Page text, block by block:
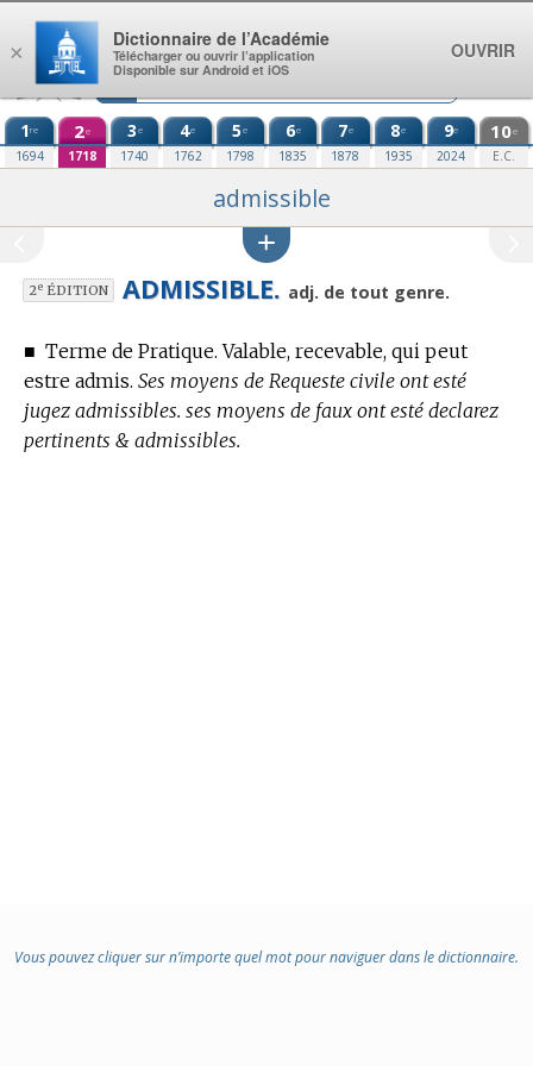
Aller au contenu
1re
1694
2e
1718
3e
1740
4e
1762
5e
1798
6e
1835
7e
1878
8e
1935
9e
2024
10e
E.C.
admissible
2eÉDITION ADMISSIBLE. adj. de tout genre.
■ Terme de Pratique. Valable, recevable, qui peut
estre admis. Ses moyens de Requeste civile ont esté
jugez admissibles. ses moyens de faux ont esté declarez
pertinents & admissibles.
Vous pouvez cliquer sur n’importe quel mot pour naviguer dans le dictionnaire.
×
Dictionnaire de l’Académie
Télécharger ou ouvrir l’application
Disponible sur Android et iOS
OUVRIR